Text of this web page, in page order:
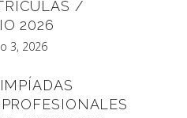
/
2026
3, 2026